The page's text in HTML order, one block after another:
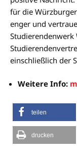
für die
enger und
einschließlich der
Weitere Info:
teilen
drucken